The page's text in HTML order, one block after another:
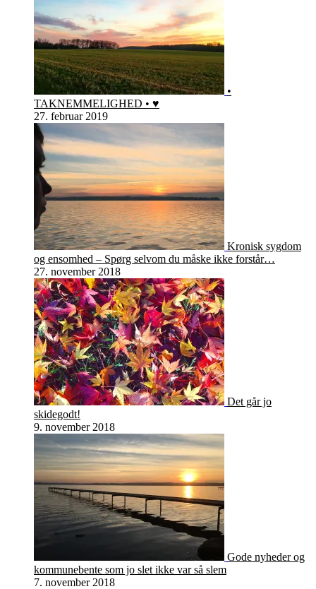
•
TAKNEMMELIGHED • ♥️
27. februar 2019
Kronisk sygdom
og ensomhed – Spørg selvom du måske ikke forstår…
27. november 2018
Det går jo
skidegodt!
9. november 2018
Gode nyheder og
kommunebente som jo slet ikke var så slem
7. november 2018